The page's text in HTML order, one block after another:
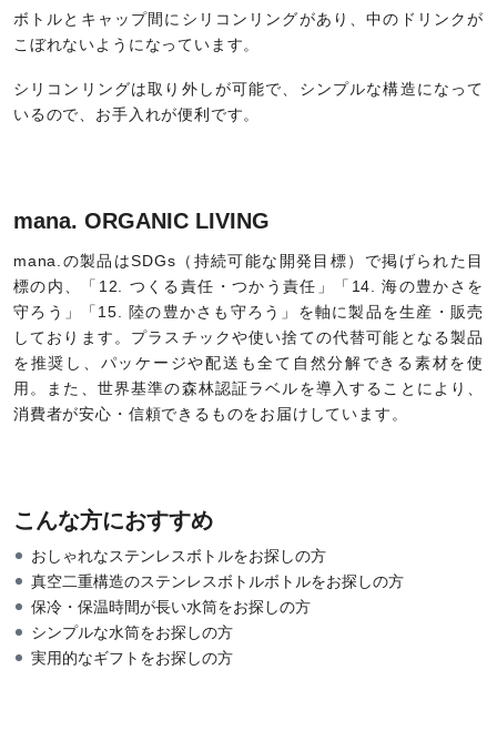
ボトルとキャップ間にシリコンリングがあり、中のドリンクが
こぼれないようになっています。
シリコンリングは取り外しが可能で、シンプルな構造になって
いるので、お手入れが便利です。
mana. ORGANIC LIVING
mana.の製品はSDGs（持続可能な開発目標）で掲げられた目
標の内、「12. つくる責任・つかう責任」「14. 海の豊かさを
守ろう」「15. 陸の豊かさも守ろう」を軸に製品を生産・販売
しております。プラスチックや使い捨ての代替可能となる製品
を推奨し、パッケージや配送も全て自然分解できる素材を使
用。また、世界基準の森林認証ラベルを導入することにより、
消費者が安心・信頼できるものをお届けしています。
こんな方におすすめ
おしゃれなステンレスボトルをお探しの方
真空二重構造のステンレスボトルボトルをお探しの方
保冷・保温時間が長い水筒をお探しの方
シンプルな水筒をお探しの方
実用的なギフトをお探しの方